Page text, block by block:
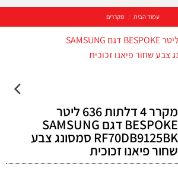
עמוד הבית / מקררים
מקרר 4 דלתות 636 ליטר
BESPOKE דגם SAMSUNG
RF70DB9125BK סמסונג צבע
שחור פיאנו זכוכית